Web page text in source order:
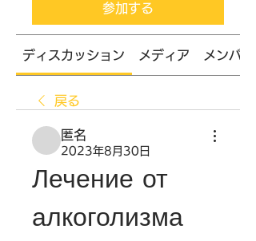
参加する
ディスカッション メディア メンバー
戻る
匿名
2023年8月30日
Лечение от
алкоголизма